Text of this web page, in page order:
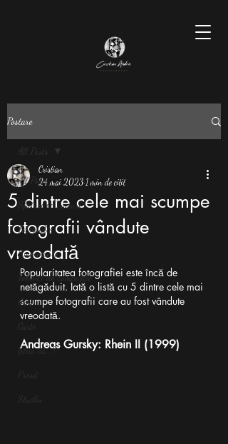
Postare
All Posts
Sfaturi & Trucuri
Fotografie
Evenimente
Tehnici de compoziție
Artă
Carte
Știai că...?
Presă
Studiu
All Posts
5 dintre cele mai scumpe
fotografii vândute
vreodată
Cristian
24 mai 2023 1 min de citit
Popularitatea fotografiei este încă de
netăgăduit. Iată o listă cu 5 dintre cele mai
scumpe fotografii care au fost vândute
vreodată.
Andreas Gursky: Rhein II (1999)